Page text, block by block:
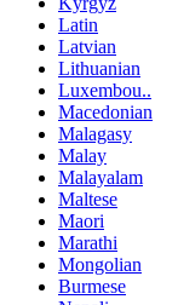
Latin
Latvian
Lithuanian
Luxembou..
Macedonian
Malagasy
Malay
Malayalam
Maltese
Maori
Marathi
Mongolian
Burmese